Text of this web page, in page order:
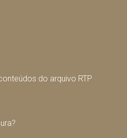
do arquivo RTP